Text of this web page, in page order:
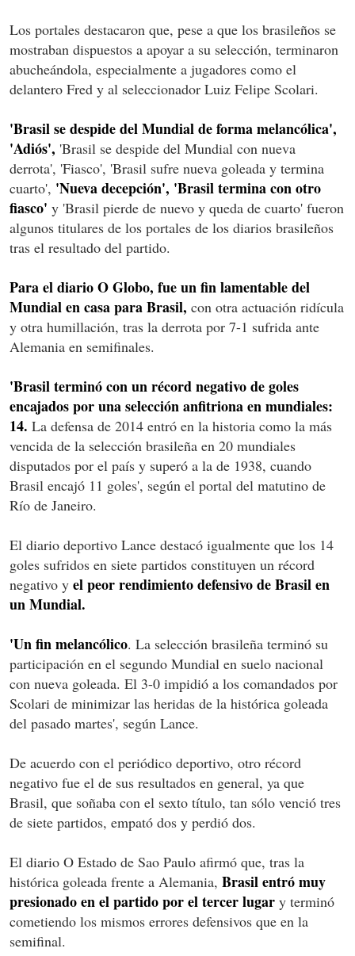
Los portales destacaron que, pese a que los brasileños se
mostraban dispuestos a apoyar a su selección, terminaron
abucheándola, especialmente a jugadores como el
delantero Fred y al seleccionador Luiz Felipe Scolari.
'Brasil se despide del Mundial de forma melancólica',
'Adiós', 'Brasil se despide del Mundial con nueva
derrota', 'Fiasco', 'Brasil sufre nueva goleada y termina
cuarto', 'Nueva decepción', 'Brasil termina con otro
fiasco' y 'Brasil pierde de nuevo y queda de cuarto' fueron
algunos titulares de los portales de los diarios brasileños
tras el resultado del partido.
Para el diario O Globo, fue un fin lamentable del
Mundial en casa para Brasil, con otra actuación ridícula
y otra humillación, tras la derrota por 7-1 sufrida ante
Alemania en semifinales.
'Brasil terminó con un récord negativo de goles
encajados por una selección anfitriona en mundiales:
14. La defensa de 2014 entró en la historia como la más
vencida de la selección brasileña en 20 mundiales
disputados por el país y superó a la de 1938, cuando
Brasil encajó 11 goles', según el portal del matutino de
Río de Janeiro.
El diario deportivo Lance destacó igualmente que los 14
goles sufridos en siete partidos constituyen un récord
negativo y el peor rendimiento defensivo de Brasil en
un Mundial.
'Un fin melancólico. La selección brasileña terminó su
participación en el segundo Mundial en suelo nacional
con nueva goleada. El 3-0 impidió a los comandados por
Scolari de minimizar las heridas de la histórica goleada
del pasado martes', según Lance.
De acuerdo con el periódico deportivo, otro récord
negativo fue el de sus resultados en general, ya que
Brasil, que soñaba con el sexto título, tan sólo venció tres
de siete partidos, empató dos y perdió dos.
El diario O Estado de Sao Paulo afirmó que, tras la
histórica goleada frente a Alemania, Brasil entró muy
presionado en el partido por el tercer lugar y terminó
cometiendo los mismos errores defensivos que en la
semifinal.